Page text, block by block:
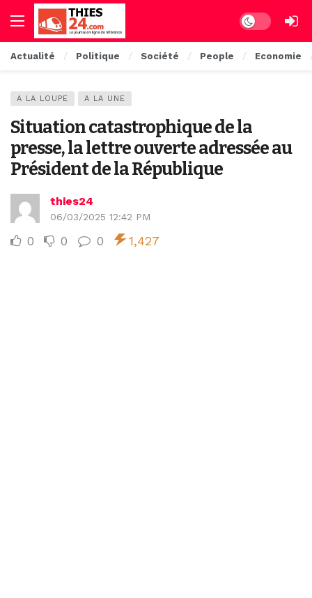
Dark mode
Actualité Politique Société People Economie
A LA LOUPE A LA UNE
Situation catastrophique de la
presse, la lettre ouverte adressée au
Président de la République
thies24
06/03/2025 12:42 PM
0 0 0 1,427